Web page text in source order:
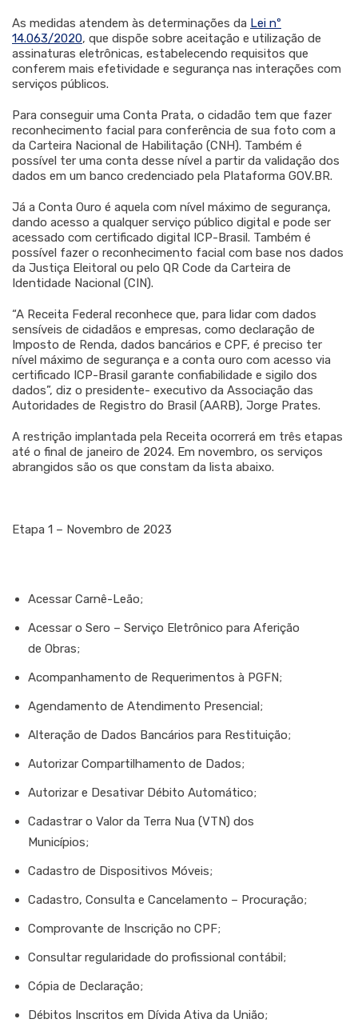
As medidas atendem às determinações da Lei nº
14.063/2020, que dispõe sobre aceitação e utilização de
assinaturas eletrônicas, estabelecendo requisitos que
conferem mais efetividade e segurança nas interações com
serviços públicos.
Para conseguir uma Conta Prata, o cidadão tem que fazer
reconhecimento facial para conferência de sua foto com a
da Carteira Nacional de Habilitação (CNH). Também é
possível ter uma conta desse nível a partir da validação dos
dados em um banco credenciado pela Plataforma GOV.BR.
Já a Conta Ouro é aquela com nível máximo de segurança,
dando acesso a qualquer serviço público digital e pode ser
acessado com certificado digital ICP-Brasil. Também é
possível fazer o reconhecimento facial com base nos dados
da Justiça Eleitoral ou pelo QR Code da Carteira de
Identidade Nacional (CIN).
“A Receita Federal reconhece que, para lidar com dados
sensíveis de cidadãos e empresas, como declaração de
Imposto de Renda, dados bancários e CPF, é preciso ter
nível máximo de segurança e a conta ouro com acesso via
certificado ICP-Brasil garante confiabilidade e sigilo dos
dados”, diz o presidente- executivo da Associação das
Autoridades de Registro do Brasil (AARB), Jorge Prates.
A restrição implantada pela Receita ocorrerá em três etapas
até o final de janeiro de 2024. Em novembro, os serviços
abrangidos são os que constam da lista abaixo.
Etapa 1 – Novembro de 2023
Acessar Carnê-Leão;
Acessar o Sero – Serviço Eletrônico para Aferição
de Obras;
Acompanhamento de Requerimentos à PGFN;
Agendamento de Atendimento Presencial;
Alteração de Dados Bancários para Restituição;
Autorizar Compartilhamento de Dados;
Autorizar e Desativar Débito Automático;
Cadastrar o Valor da Terra Nua (VTN) dos
Municípios;
Cadastro de Dispositivos Móveis;
Cadastro, Consulta e Cancelamento – Procuração;
Comprovante de Inscrição no CPF;
Consultar regularidade do profissional contábil;
Cópia de Declaração;
Débitos Inscritos em Dívida Ativa da União;